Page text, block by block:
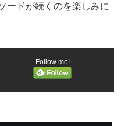
ードが続くのを楽しみに
Follow me!